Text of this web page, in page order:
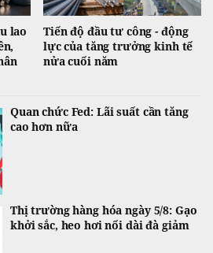
lao
Tiến độ đầu tư công - động
lực của tăng trưởng kinh tế
nửa cuối năm
Quan chức Fed: Lãi suất cần tăng
cao hơn nữa
Thị trường hàng hóa ngày 5/8: Gạo
khởi sắc, heo hơi nối dài đà giảm